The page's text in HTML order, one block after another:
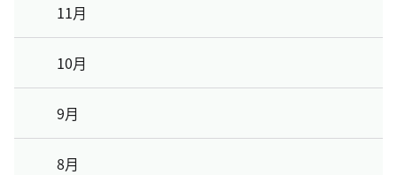
11月
10月
9月
8月